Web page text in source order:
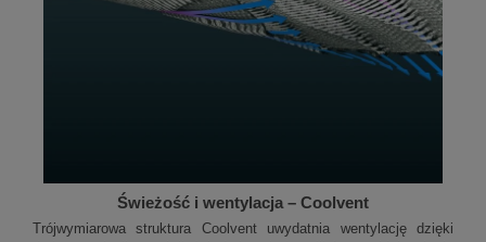
Świeżość i wentylacja – Coolvent
Trójwymiarowa struktura Coolvent uwydatnia wentylację dzięki